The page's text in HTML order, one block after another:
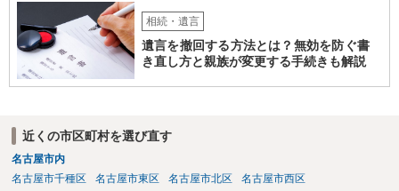
相続・遺言
遺言を撤回する方法とは？無効を防ぐ書
き直し方と親族が変更する手続きも解説
近くの市区町村を選び直す
名古屋市内
名古屋市千種区
名古屋市東区 名古屋市北区
名古屋市西区